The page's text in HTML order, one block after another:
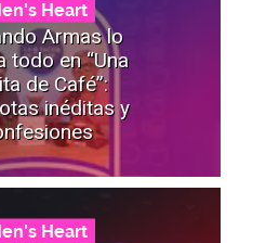
Heart
Armas lo
todo en “Una
de Café”:
inéditas y
Heart